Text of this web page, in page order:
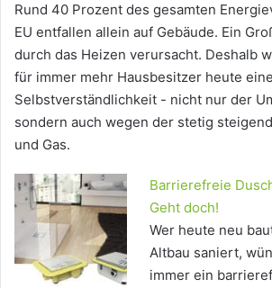
Rund 40 Prozent des gesamten
EU entfallen allein auf Gebäude. Ein
durch das Heizen verursacht. Deshalb
für immer mehr Hausbesitzer heute eine
Selbstverständlichkeit - nicht nur der
sondern auch wegen der stetig
und Gas.
Barrierefreie
Geht doch!
Wer heute neu
Altbau saniert,
immer ein